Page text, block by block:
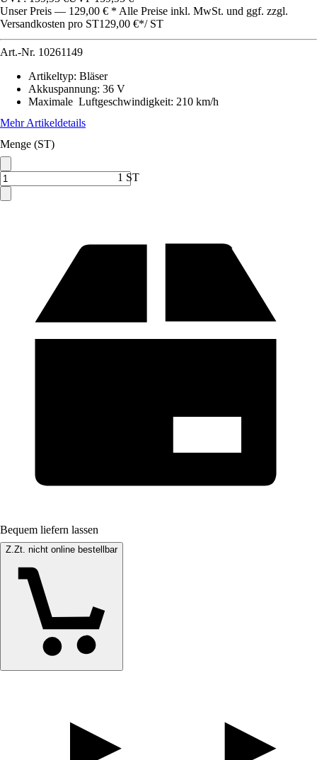
Unser Preis — 129,00 € * Alle Preise inkl. MwSt. und ggf. zzgl.
Versandkosten pro ST129,00 €*/ ST
Art.-Nr. 10261149
Artikeltyp: Bläser
Akkuspannung: 36 V
Maximale Luftgeschwindigkeit: 210 km/h
Mehr Artikeldetails
Menge (ST)
1 ST
Bequem liefern lassen
Z.Zt. nicht online bestellbar